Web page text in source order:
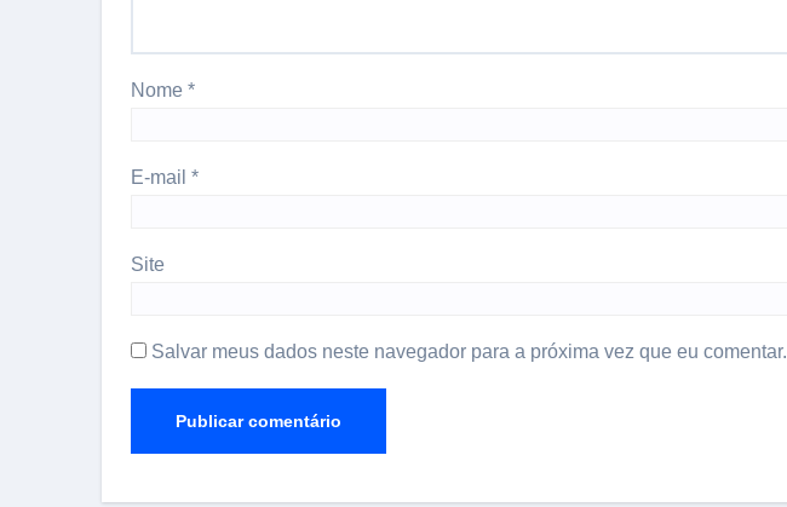
Nome *
E-mail *
Site
Salvar meus dados neste navegador para a próxima vez que eu comentar.